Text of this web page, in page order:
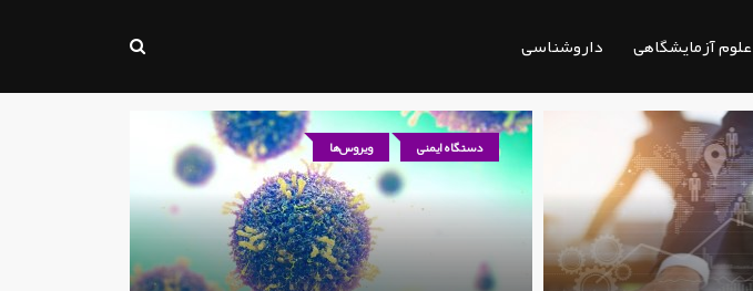
علوم آزمایشگاهی داروشناسی
دستگاه ایمنی ویروس‌ها